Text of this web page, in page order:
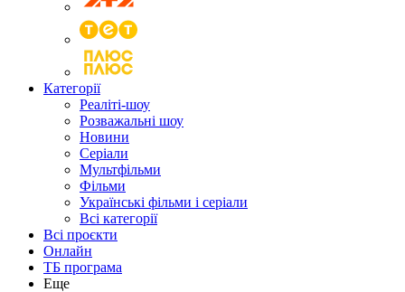
Категорії
Реаліті-шоу
Розважальні шоу
Новини
Серіали
Мультфільми
Фільми
Українські фільми і серіали
Всі категорії
Всі проєкти
Онлайн
ТБ програма
Еще